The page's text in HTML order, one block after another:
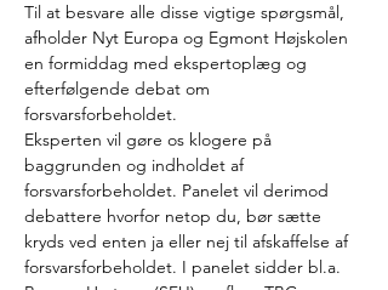
Til at besvare alle disse vigtige spørgsmål,
afholder Nyt Europa og Egmont Højskolen
en formiddag med ekspertoplæg og
efterfølgende debat om
forsvarsforbeholdet.
Eksperten vil gøre os klogere på
baggrunden og indholdet af
forsvarsforbeholdet. Panelet vil derimod
debattere hvorfor netop du, bør sætte
kryds ved enten ja eller nej til afskaffelse af
forsvarsforbeholdet. I panelet sidder bl.a.